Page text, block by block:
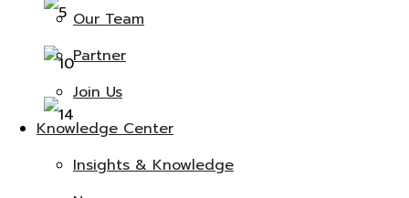
Our Team
Partner
Join Us
Knowledge Center
Insights & Knowledge